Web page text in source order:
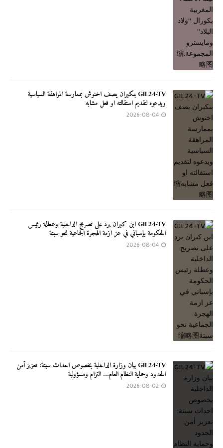
GIL24-TV بنكيران يصف اخنوش بممارسة المراهقة السياسية
ويدعوه لتقديم استقالته او فعل مشابه
2026-08-04
GIL24-TV ابن كيران يرد على تصريح الداخلية وعطلة رئيس
الحكومة بإسباني في عز ازمة الهجرة الجماعية نحو سبتة
2026-08-04
GIL24-TV بيان وزارة الداخلية بخصوص احداث سبتة: تعزيز أمن
الحدود وحماية النظام العام… التزام ومسؤولية
2026-08-02